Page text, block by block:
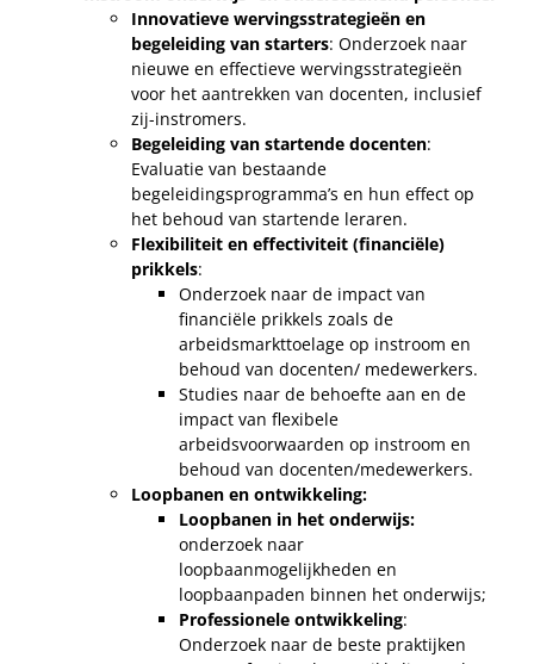
Innovatieve wervingsstrategieën en
begeleiding van starters: Onderzoek naar
nieuwe en effectieve wervingsstrategieën
voor het aantrekken van docenten, inclusief
zij-instromers.
Begeleiding van startende docenten:
Evaluatie van bestaande
begeleidingsprogramma’s en hun effect op
het behoud van startende leraren.
Flexibiliteit en effectiviteit (financiële)
prikkels:
Onderzoek naar de impact van
financiële prikkels zoals de
arbeidsmarkttoelage op instroom en
behoud van docenten/ medewerkers.
Studies naar de behoefte aan en de
impact van flexibele
arbeidsvoorwaarden op instroom en
behoud van docenten/medewerkers.
Loopbanen en ontwikkeling:
Loopbanen in het onderwijs:
onderzoek naar
loopbaanmogelijkheden en
loopbaanpaden binnen het onderwijs;
Professionele ontwikkeling:
Onderzoek naar de beste praktijken